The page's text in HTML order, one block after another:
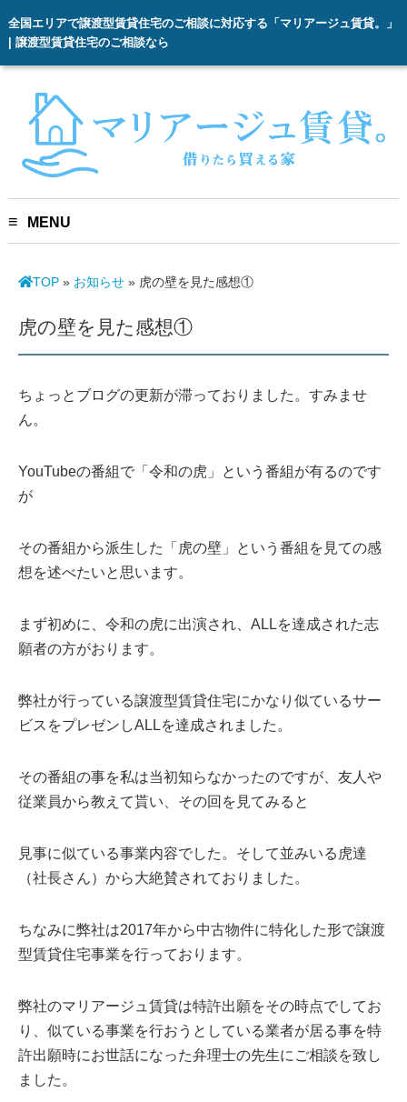
全国エリアで譲渡型賃貸住宅のご相談に対応する「マリアージュ賃貸。」
| 譲渡型賃貸住宅のご相談なら
MENU
TOP» お知らせ» 虎の壁を見た感想①
虎の壁を見た感想①
ちょっとブログの更新が滞っておりました。すみませ
ん。
YouTubeの番組で「令和の虎」という番組が有るのです
が
その番組から派生した「虎の壁」という番組を見ての感
想を述べたいと思います。
まず初めに、令和の虎に出演され、ALLを達成された志
願者の方がおります。
弊社が行っている譲渡型賃貸住宅にかなり似ているサー
ビスをプレゼンしALLを達成されました。
その番組の事を私は当初知らなかったのですが、友人や
従業員から教えて貰い、その回を見てみると
見事に似ている事業内容でした。そして並みいる虎達
（社長さん）から大絶賛されておりました。
ちなみに弊社は2017年から中古物件に特化した形で譲渡
型賃貸住宅事業を行っております。
弊社のマリアージュ賃貸は特許出願をその時点でしてお
り、似ている事業を行おうとしている業者が居る事を特
許出願時にお世話になった弁理士の先生にご相談を致し
ました。